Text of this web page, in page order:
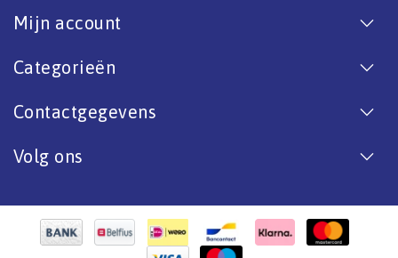
Mijn account
Categorieën
Contactgegevens
Volg ons